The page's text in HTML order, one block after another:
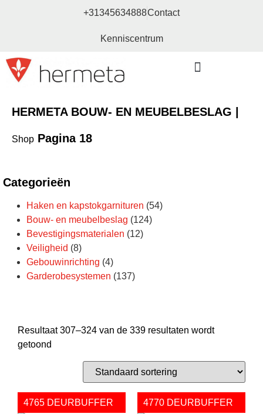
+31345634888Contact
Kenniscentrum
HERMETA BOUW- EN MEUBELBESLAG |
Shop Pagina 18
Categorieën
Haken en kapstokgarnituren (54)
Bouw- en meubelbeslag (124)
Bevestigingsmaterialen (12)
Veiligheid (8)
Gebouwinrichting (4)
Garderobesystemen (137)
Resultaat 307–324 van de 339 resultaten wordt
getoond
4765 DEURBUFFER 4770 DEURBUFFER